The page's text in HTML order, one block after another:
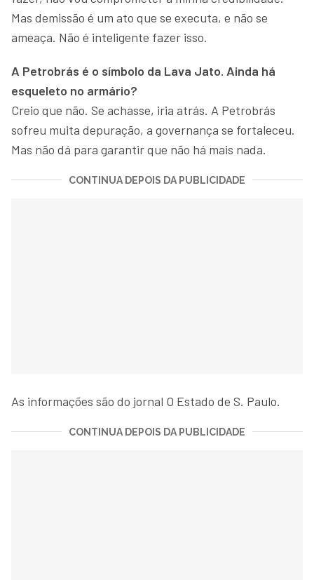
Mas demissão é um ato que se executa, e não se
ameaça. Não é inteligente fazer isso.
A Petrobrás é o símbolo da Lava Jato. Ainda há
esqueleto no armário?
Creio que não. Se achasse, iria atrás. A Petrobrás
sofreu muita depuração, a governança se fortaleceu.
Mas não dá para garantir que não há mais nada.
CONTINUA DEPOIS DA PUBLICIDADE
As informações são do jornal O Estado de S. Paulo.
CONTINUA DEPOIS DA PUBLICIDADE